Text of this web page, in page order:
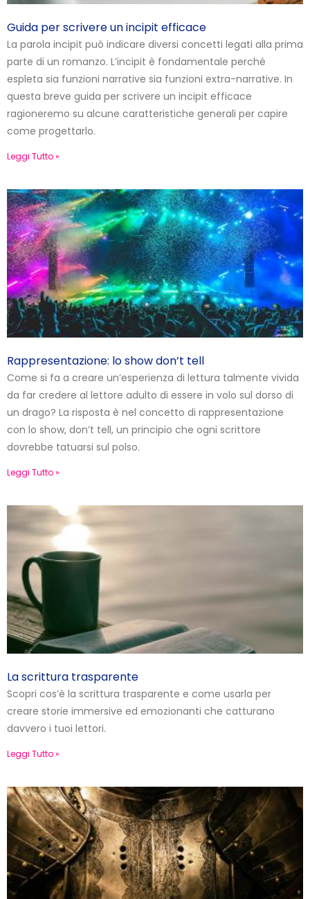
Guida per scrivere un incipit efficace
La parola incipit può indicare diversi concetti legati alla prima
parte di un romanzo. L’incipit è fondamentale perché
espleta sia funzioni narrative sia funzioni extra-narrative. In
questa breve guida per scrivere un incipit efficace
ragioneremo su alcune caratteristiche generali per capire
come progettarlo.
Leggi Tutto »
Rappresentazione: lo show don’t tell
Come si fa a creare un’esperienza di lettura talmente vivida
da far credere al lettore adulto di essere in volo sul dorso di
un drago? La risposta è nel concetto di rappresentazione
con lo show, don’t tell, un principio che ogni scrittore
dovrebbe tatuarsi sul polso.
Leggi Tutto »
La scrittura trasparente
Scopri cos’è la scrittura trasparente e come usarla per
creare storie immersive ed emozionanti che catturano
davvero i tuoi lettori.
Leggi Tutto »